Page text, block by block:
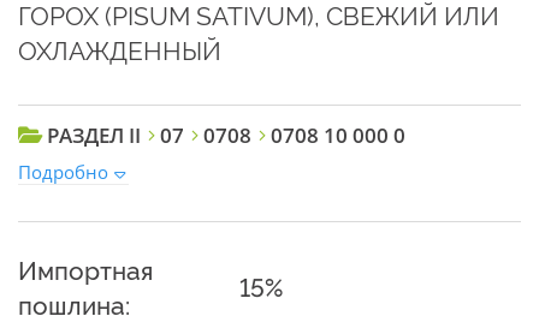
ГОРОХ (PISUM SATIVUM), СВЕЖИЙ ИЛИ
ОХЛАЖДЕННЫЙ
РАЗДЕЛ II 07 0708 0708 10 000 0
Подробно
Импортная
пошлина:
15%